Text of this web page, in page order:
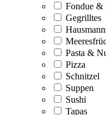
Fondue &
Gegrilltes
Pasta &
Pizza
Schnitzel
Suppen
Sushi
Tapas